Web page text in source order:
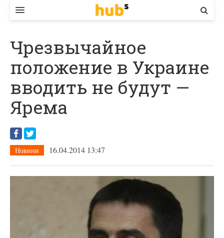
ЕКОНОМІКА
БІЗНЕС
СТАРТЕР
КОНТАКТИ
Чрезвычайное
положение в Украине
вводить не будут —
Ярема
Новини 16.04.2014 13:47